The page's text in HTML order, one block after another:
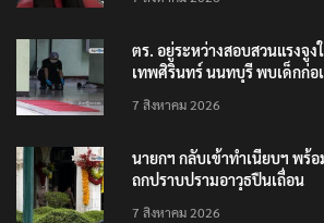
ตร. อยู่ระหว่างสอบสวนแรงจูง
เทพศิรินทร์ นนทบุรี พบเด็กก่อ
7 สิงหาคม 2026
นายกฯ กลับเข้าทำเนียบฯ พร้
ถกปราบปรามอาวุธปืนเถื่อน
7 สิงหาคม 2026